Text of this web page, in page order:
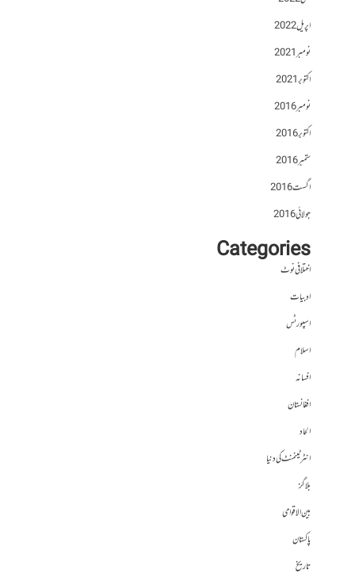
اپریل 2022
نومبر 2021
اکتوبر 2021
نومبر 2016
اکتوبر 2016
ستمبر 2016
اگست 2016
جولائی 2016
Categories
اختلافی نوٹ
ادبیات
اسپورٹس
اسلام
افسانہ
افغانستان
الحاد
انٹرٹینمنٹ کی دنیا
بلاگز
بین الاقوامی
پاکستان
تاریخ